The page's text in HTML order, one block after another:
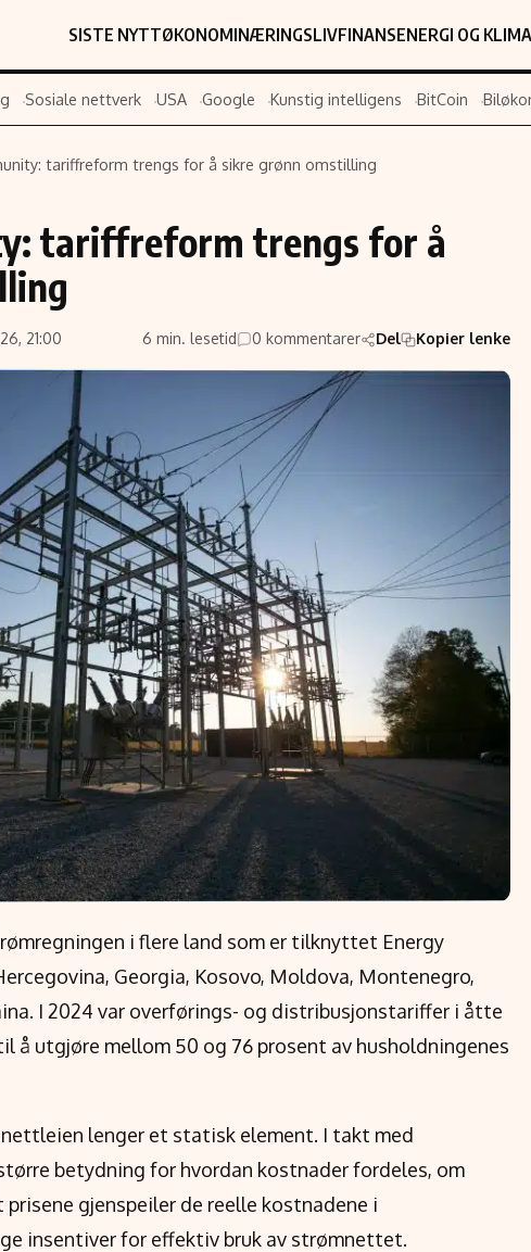
SISTE NYTTØKONOMINÆRINGSLIVFINANSENERGI OG KLIMA
Forskning
Google
Infrastruktur
BitCoin
EU-Kommisjonen
Grønt skifte
Sosiale nettverk USA Google Kunstig intelligens BitCoin
tariffreform trengs for å sikre grønn omstilling
tariffreform trengs for å
21:00 6 min. lesetid 0 kommentarer Del Kopier lenke
i flere land som er tilknyttet Energy
Georgia, Kosovo, Moldova, Montenegro,
I 2024 var overførings- og distribusjonstariffer i åtte
å utgjøre mellom 50 og 76 prosent av husholdningenes
lenger et statisk element. I takt med
betydning for hvordan kostnader fordeles, om
gjenspeiler de reelle kostnadene i
insentiver for effektiv bruk av strømnettet.